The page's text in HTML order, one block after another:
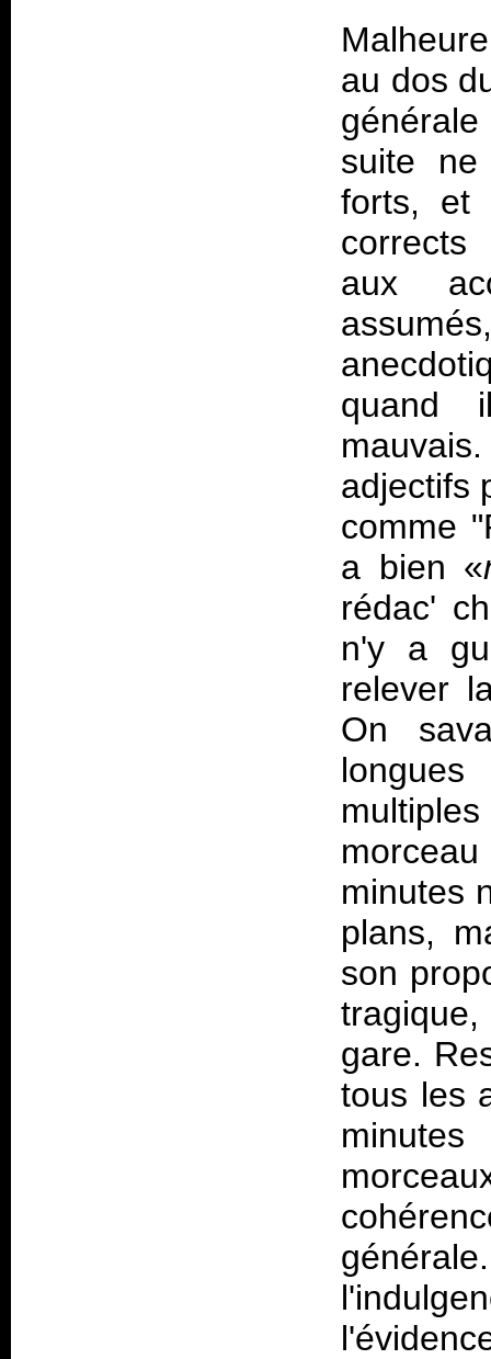
au dos
suite ne
forts, et
corrects
aux
quand
adjectifs
comme
a bien «
rédac'
n'y a
relever
On
minutes
plans,
son
gare.
tous les